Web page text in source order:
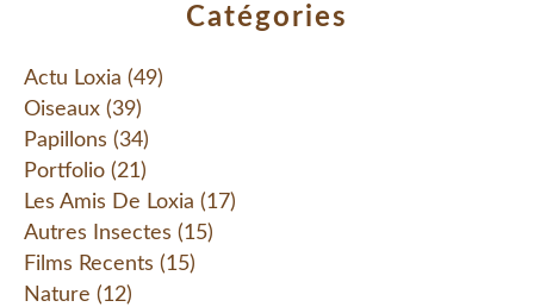
Catégories
Actu Loxia (49)
Oiseaux (39)
Papillons (34)
Portfolio (21)
Les Amis De Loxia (17)
Autres Insectes (15)
Films Recents (15)
Nature (12)